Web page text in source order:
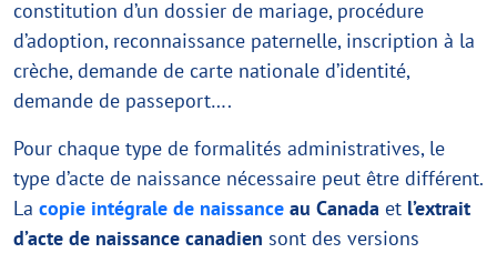
constitution d’un dossier de mariage, procédure
d’adoption, reconnaissance paternelle, inscription à la
crèche, demande de carte nationale d’identité,
demande de passeport….
Pour chaque type de formalités administratives, le
type d’acte de naissance nécessaire peut être différent.
La copie intégrale de naissance au Canada et l’extrait
d’acte de naissance canadien sont des versions